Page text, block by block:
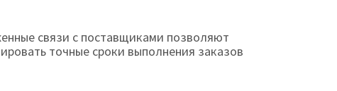
связи с поставщиками позволяют
точные сроки выполнения заказов